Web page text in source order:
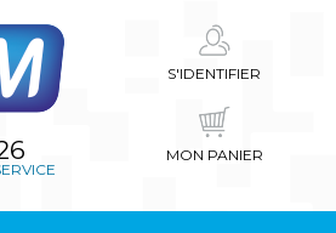
S'IDENTIFIER
MON PANIER